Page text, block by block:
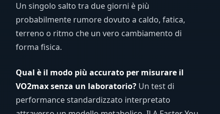
Un singolo salto tra due giorni è più
probabilmente rumore dovuto a caldo, fatica,
terreno o ritmo che un vero cambiamento di
forma fisica.
Qual è il modo più accurato per misurare il
VO2max senza un laboratorio? Un test di
performance standardizzato interpretato